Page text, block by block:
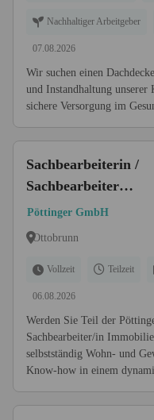
Nachhaltiger Arbeitgeber
07.08.2026
Wir suchen einen
und Instandhaltung unserer
sichere Versorgung im
Sachbearbeiterin /
Sachbearbeiter
Pöttinger GmbH
Ottobrunn
Vollzeit Teilzeit
06.08.2026
Werden Sie Teil der
Sachbearbeiter/in
selbstständig Wohn- und
Know-how in einem